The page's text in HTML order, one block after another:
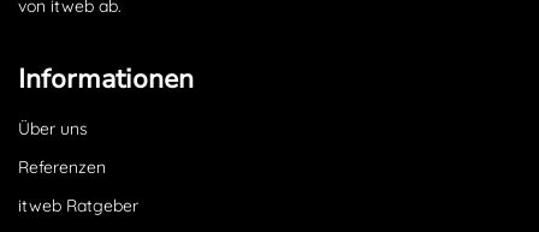
von itweb ab.
Informationen
Über uns
Referenzen
itweb Ratgeber